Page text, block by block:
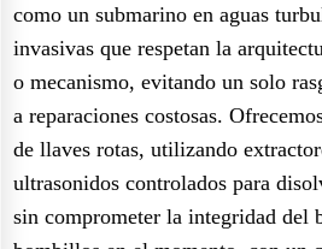
como un submarino en aguas
invasivas que respetan la
o mecanismo, evitando un solo
a reparaciones costosas.
de llaves rotas, utilizando
ultrasonidos controlados para
sin comprometer la integridad del